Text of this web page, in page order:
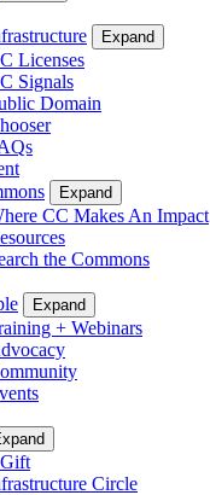
Expand
Licenses
Signals
Domain
Expand
CC Makes An Impact
the Commons
Expand
+ Webinars
Circle